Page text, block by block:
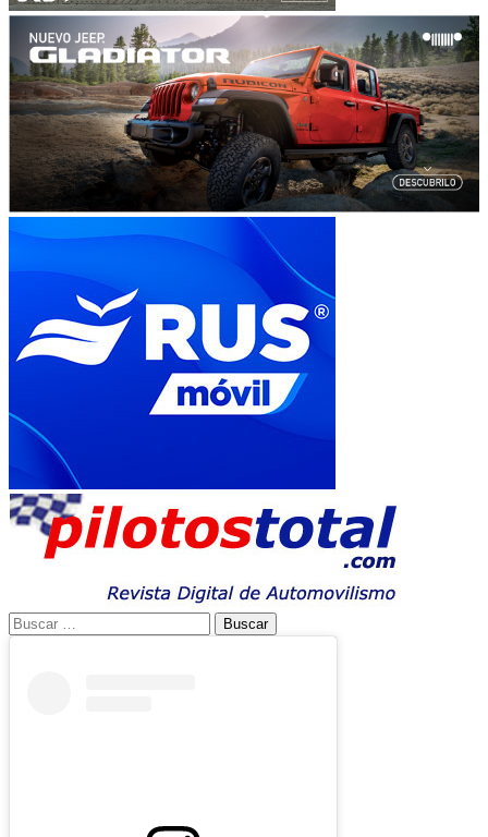
Buscar: